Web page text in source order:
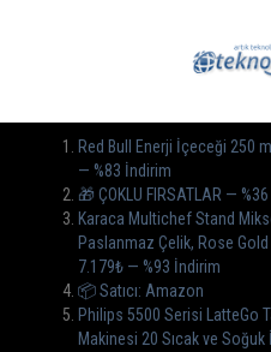
Red Bull Enerji İçeceği 250
— %83 İndirim
🎁 ÇOKLU FIRSATLAR —
Karaca Multichef Stand
Paslanmaz Çelik, Rose
7.179₺ — %93 İndirim
📦 Satıcı: Amazon
Philips 5500 Serisi LatteGo
Makinesi 20 Sıcak ve